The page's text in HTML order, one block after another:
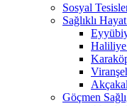
Sosyal
Sağlıklı
Haliliye
Göçmen